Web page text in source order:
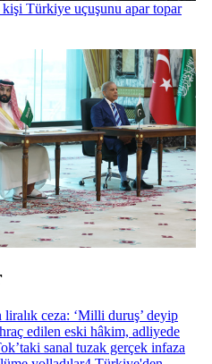
kişi Türkiye uçuşunu apar topar
ceza: ‘Milli duruş’ deyip
edilen eski hâkim, adliyede
sanal tuzak gerçek infaza